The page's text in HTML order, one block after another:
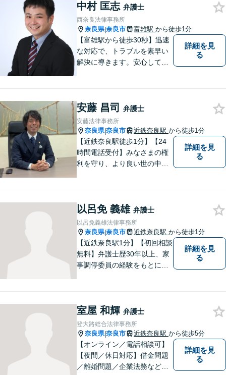
も惜しみません！「不安を安
心に」丁寧にサポートしま
す。お気軽にご相談ください
中村 匡志 弁護士
西奈良法律事務所
奈良県|奈良市 富雄駅 から徒歩1分
【富雄駅から徒歩30秒】迅速
な対応で、トラブルを素早い
解決に導きます。安心して話
続・遺言・交通事故・借金・
債務整理などはお任せくださ
い。
詳細を見
る
安藤 昌司 弁護士
安藤法律事務所
奈良県|奈良市 近鉄奈良駅 から徒歩1分
【近鉄奈良駅徒歩1分】【24
時間電話受付】みなさまの権
利を守り、より良い世の中に
ています。法律トラブルでお
悩みごとがありましたら、お
気軽にご相談ください。
詳細を見
る
以呂免 義雄 弁護士
以呂免義雄法律事務所
奈良県|奈良市 近鉄奈良駅 から徒歩1分
【近鉄奈良駅1分】【初回相談
無料】弁護士歴30年以上、家
事調停委員の経験をもとに複
発生前のご相談も受け付けて
おります。【電話相談可】
詳細を見
る
室屋 和輝 弁護士
登大路総合法律事務所
奈良県|奈良市 近鉄奈良駅 から徒歩5分
【オンライン／電話相談可】
【夜間／休日対応】借金問題
／離婚問題／企業法務など幅
詳細を見
る